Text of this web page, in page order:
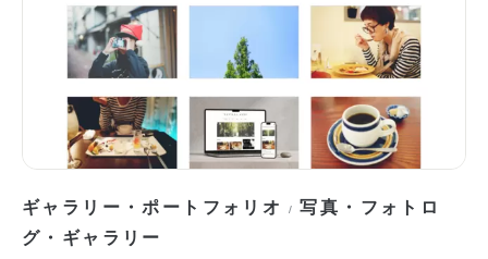
ギャラリー・ポートフォリオ /写真・フォトロ
グ・ギャラリー